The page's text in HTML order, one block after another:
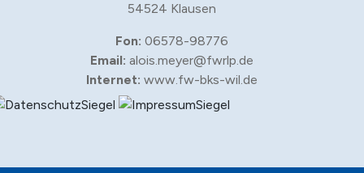
54524 Klausen
Fon: 06578-98776
Email: alois.meyer@fwrlp.de
Internet: www.fw-bks-wil.de